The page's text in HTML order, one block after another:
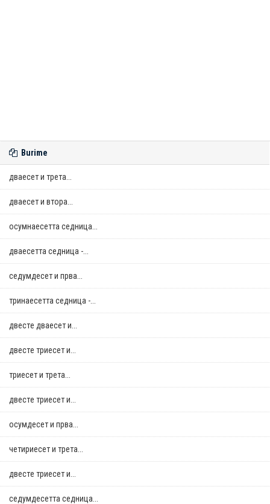
Burime
дваесет и трета...
дваесет и втора...
осумнaесетта седница...
дваесетта седница -...
седумдесет и прва...
тринаесетта седница -...
двестe дваесет и...
двестe триесет и...
триесет и трета...
двестe триесет и...
осумдесет и прва...
четириесет и трета...
двестe триесет и...
седумдесетта седница...